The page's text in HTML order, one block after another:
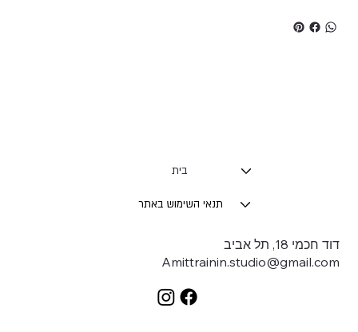
בית
תנאי השימוש באתר
דוד חכמי 18, תל אביב
Amittrainin.studio@gmail.com